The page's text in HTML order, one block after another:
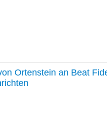
Ortenstein an Beat